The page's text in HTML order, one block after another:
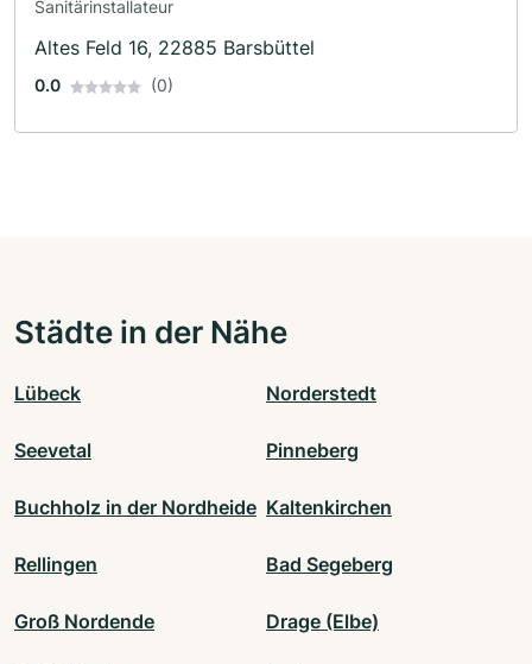
Sanitärinstallateur
Altes Feld 16, 22885 Barsbüttel
0.0 (0)
Städte in der Nähe
Lübeck Norderstedt
Seevetal Pinneberg
Buchholz in der Nordheide Kaltenkirchen
Rellingen Bad Segeberg
Groß Nordende Drage (Elbe)